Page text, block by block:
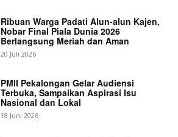
Ribuan Warga Padati Alun-alun Kajen,
Nobar Final Piala Dunia 2026
Berlangsung Meriah dan Aman
20 Juli 2026
PMII Pekalongan Gelar Audiensi
Terbuka, Sampaikan Aspirasi Isu
Nasional dan Lokal
18 Juni 2026